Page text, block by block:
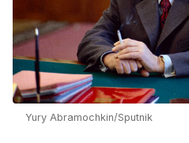
Yury Abramochkin/Sputnik